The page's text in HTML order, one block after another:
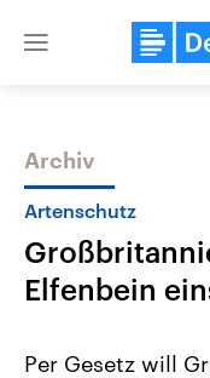
Close
Themen
Archiv
Artenschutz
Elfenbein
Per Gesetz will